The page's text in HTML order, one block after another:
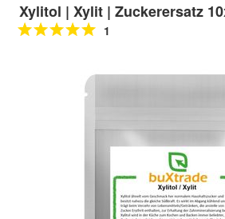
Xylitol | Xylit | Zuckerersatz
1